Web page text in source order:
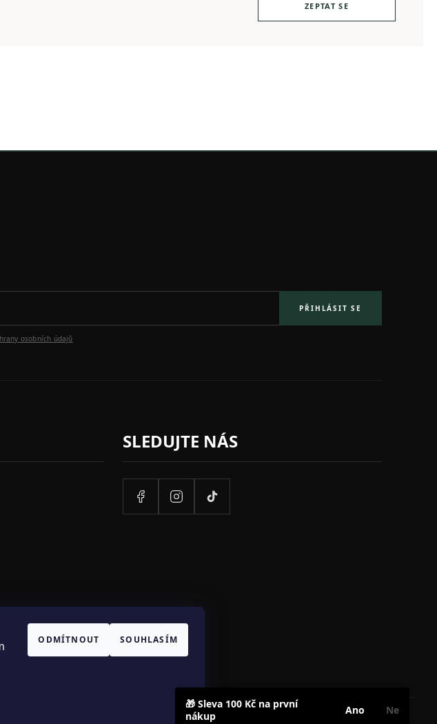
ODMÍTNOUT SOUHLASÍM
ZEPTAT SE
PŘIHLÁSIT SE
osobních údajů
SLEDUJTE NÁS
🎁 Sleva 100 Kč na první
nákup
Ano Ne